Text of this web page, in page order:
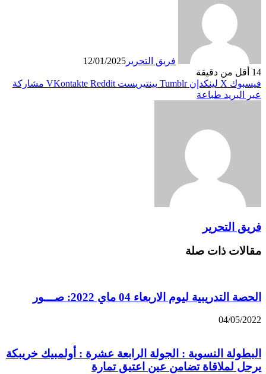
فريق التحرير 12/01/2025
14 أقل من دقيقة
فيسبوك X لينكدإن بينتيريست
مشاركة
عبر البريد طباعة
فريق التحرير
مقالات ذات صلة
الحصة التدريبية ليوم الاربعاء 04 ماي 2022: صـــور
04/05/2022
البطولة النسوية : الجولة الرابعة عشرة : أولمبيك خريبكة
يرحل لملاقاة تضامن عين اعتيق تمارة